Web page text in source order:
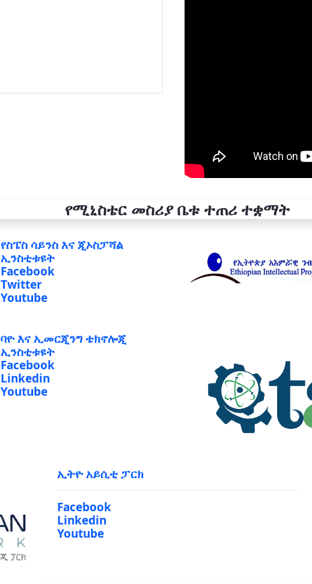
የሚኒስቴር መስሪያ ቤቱ ተጠሪ ተቋማት
የስፔስ ሳይንስ እና ጂኦስፓሻል
ኢንስቲቱዩት
Facebook
Twitter
Youtube
ባዮ እና ኢመርጂንግ ቴክኖሎጂ
ኢንስቲቱዩት
Facebook
Linkedin
Youtube
ኢትዮ አይሲቲ ፓርክ
Facebook
Linkedin
Youtube